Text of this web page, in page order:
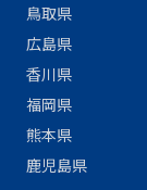
鳥取県
広島県
香川県
福岡県
熊本県
鹿児島県